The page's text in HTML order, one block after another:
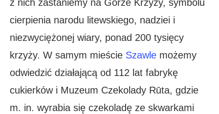
z nich zastaniemy na Górze Krzyży, symbolu
cierpienia narodu litewskiego, nadziei i
niezwyciężonej wiary, ponad 200 tysięcy
krzyży. W samym mieście Szawle możemy
odwiedzić działającą od 112 lat fabrykę
cukierków i Muzeum Czekolady Rūta, gdzie
m. in. wyrabia się czekoladę ze skwarkami